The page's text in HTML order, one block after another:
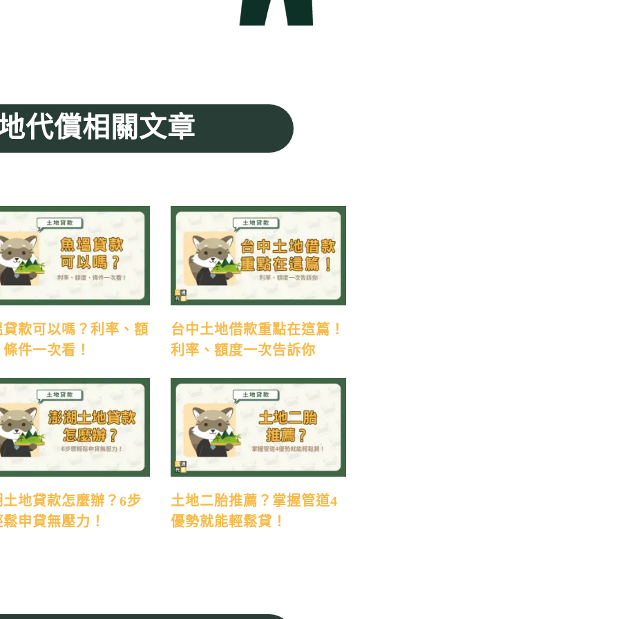
代償相關文章
貸款可以嗎？利率、額
件一次看！
台中土地借款重點在這篇！
利率、額度一次告訴你
土地貸款怎麼辦？6步
申貸無壓力！
土地二胎推薦？掌握管道4
優勢就能輕鬆貸！